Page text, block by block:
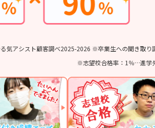
気アシスト顧客調べ2025-2026 ※卒業生への聞き取り
※志望校合格率：1％…進学